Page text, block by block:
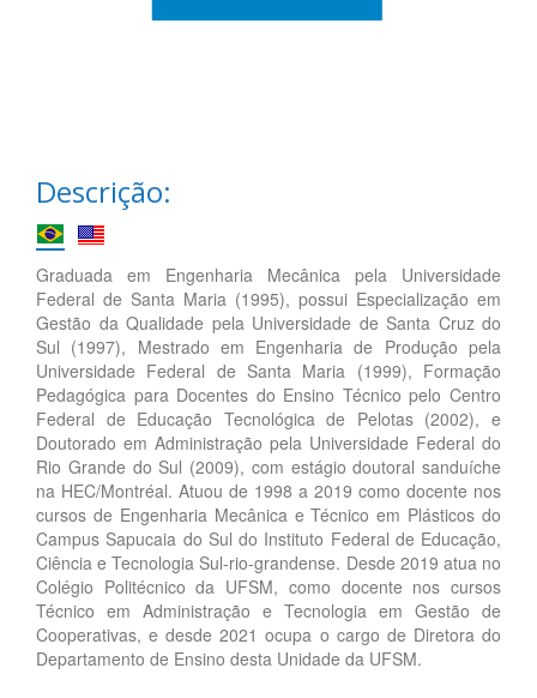
Descrição:
Graduada em Engenharia Mecânica pela Universidade
Federal de Santa Maria (1995), possui Especialização em
Gestão da Qualidade pela Universidade de Santa Cruz do
Sul (1997), Mestrado em Engenharia de Produção pela
Universidade Federal de Santa Maria (1999), Formação
Pedagógica para Docentes do Ensino Técnico pelo Centro
Federal de Educação Tecnológica de Pelotas (2002), e
Doutorado em Administração pela Universidade Federal do
Rio Grande do Sul (2009), com estágio doutoral sanduíche
na HEC/Montréal. Atuou de 1998 a 2019 como docente nos
cursos de Engenharia Mecânica e Técnico em Plásticos do
Campus Sapucaia do Sul do Instituto Federal de Educação,
Ciência e Tecnologia Sul-rio-grandense. Desde 2019 atua no
Colégio Politécnico da UFSM, como docente nos cursos
Técnico em Administração e Tecnologia em Gestão de
Cooperativas, e desde 2021 ocupa o cargo de Diretora do
Departamento de Ensino desta Unidade da UFSM.